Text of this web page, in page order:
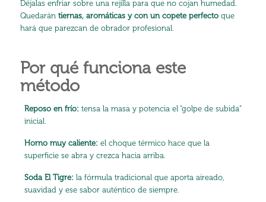
Déjalas enfriar sobre una rejilla para que no cojan humedad.
Quedarán tiernas, aromáticas y con un copete perfectoque
hará que parezcan de obrador profesional.
Por qué funciona este
método
Reposo en frío: tensa la masa y potencia el “golpe de subida”
inicial.
Horno muy caliente: el choque térmico hace que la
superficie se abra y crezca hacia arriba.
Soda El Tigre: la fórmula tradicional que aporta aireado,
suavidad y ese sabor auténtico de siempre.